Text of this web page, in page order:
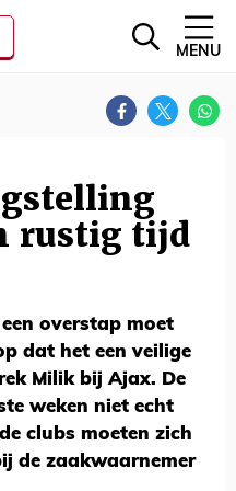
MENU
rustig tijd
overstap moet
dat het een veilige
Milik bij Ajax. De
weken niet echt
clubs moeten zich
de zaakwaarnemer